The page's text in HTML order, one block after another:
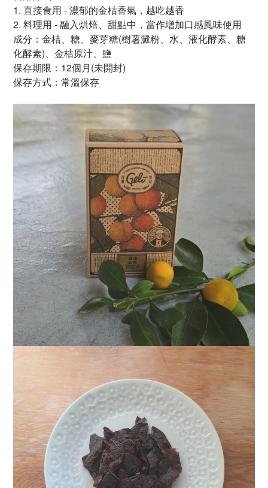
1. 直接食用 - 濃郁的金桔香氣，越吃越香
2. 料理用 - 融入烘焙、甜點中，當作增加口感風味使用
成分：金桔、 糖、麥芽糖(樹薯澱粉、水、液化酵素、 糖
化酵素)、金桔原汁、鹽
保存期限： 12個月(未開封)
保存方式：常溫保存